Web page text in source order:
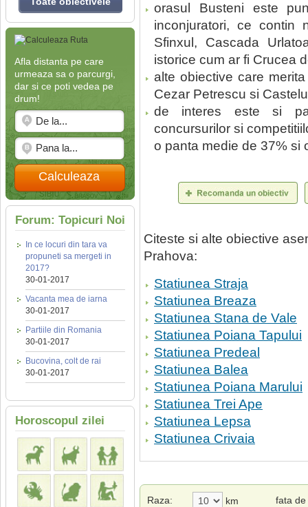
Afla distanta pe care
urmeaza sa o parcurgi,
dar si ce poti vedea pe
drum!
Calculeaza
Forum: Topicuri Noi
In ce locuri din tara va
propuneti sa mergeti in
2017?
30-01-2017
Vacanta mea de iarna
30-01-2017
Partiile din Romania
30-01-2017
Bucovina, colt de rai
30-01-2017
Horoscopul zilei
orasul Busteni este
inconjuratori, ce contin
Sfinxul, Cascada
istorice cum ar fi Crucea
alte obiective care
Cezar Petrescu si
de interes este si
concursurilor si
o panta medie de 37% si
Citeste si alte obiective
Prahova:
Statiunea Straja
Statiunea Breaza
Statiunea Stana de Vale
Statiunea Poiana Tapului
Statiunea Predeal
Statiunea Balea
Statiunea Poiana Marului
Statiunea Trei Ape
Statiunea Lepsa
Statiunea Crivaia
Raza: km fata de